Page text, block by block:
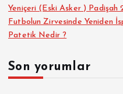
Yeniçeri (Eski Asker ) Padişah
Futbolun Zirvesinde Yeniden
Patetik Nedir ?
Son yorumlar